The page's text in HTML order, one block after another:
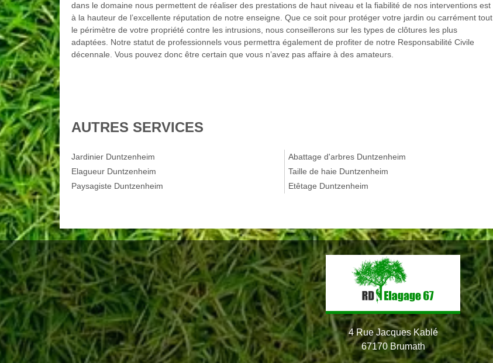
dans le domaine nous permettent de réaliser des prestations de haut niveau et la fiabilité de nos interventions est
à la hauteur de l’excellente réputation de notre enseigne. Que ce soit pour protéger votre jardin ou carrément tout
le périmètre de votre propriété contre les intrusions, nous conseillerons sur les types de clôtures les plus
adaptées. Notre statut de professionnels vous permettra également de profiter de notre Responsabilité Civile
décennale. Vous pouvez donc être certain que vous n’avez pas affaire à des amateurs.
AUTRES SERVICES
Jardinier Duntzenheim
Elagueur Duntzenheim
Paysagiste Duntzenheim
Abattage d'arbres Duntzenheim
Taille de haie Duntzenheim
Etêtage Duntzenheim
4 Rue Jacques Kablé
67170 Brumath